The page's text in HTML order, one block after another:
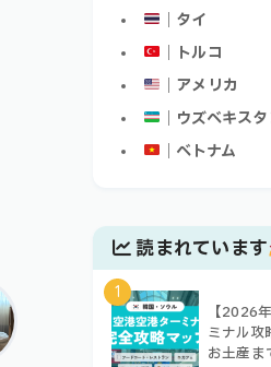
｜タイ
｜トルコ
｜アメリカ
｜ウズベキス
｜ベトナム
読まれています
1
【2026
ミナル攻
お土産ま